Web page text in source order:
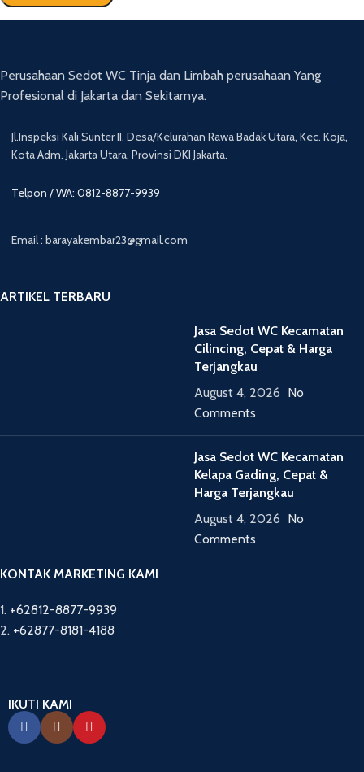
Perusahaan Sedot WC Tinja dan Limbah perusahaan Yang
Profesional di Jakarta dan Sekitarnya.
Jl.Inspeksi Kali Sunter II, Desa/Kelurahan Rawa Badak Utara, Kec. Koja,
Kota Adm. Jakarta Utara, Provinsi DKI Jakarta.
Telpon / WA: 0812-8877-9939
Email : barayakembar23@gmail.com
ARTIKEL TERBARU
Jasa Sedot WC Kecamatan
Cilincing, Cepat & Harga
Terjangkau
August 4, 2026 No
Comments
Jasa Sedot WC Kecamatan
Kelapa Gading, Cepat &
Harga Terjangkau
August 4, 2026 No
Comments
KONTAK MARKETING KAMI
1. +62812-8877-9939
2. +62877-8181-4188
IKUTI KAMI